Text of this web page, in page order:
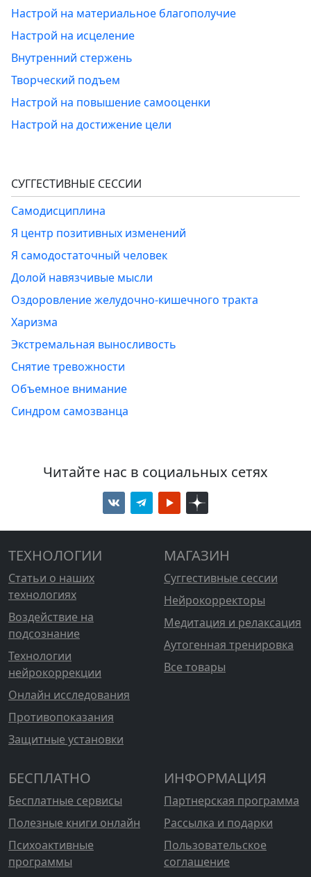
Настрой на материальное благополучие
Настрой на исцеление
Внутренний стержень
Творческий подъем
Настрой на повышение самооценки
Настрой на достижение цели
СУГГЕСТИВНЫЕ СЕССИИ
Самодисциплина
Я центр позитивных изменений
Я самодостаточный человек
Долой навязчивые мысли
Оздоровление желудочно-кишечного тракта
Харизма
Экстремальная выносливость
Снятие тревожности
Объемное внимание
Синдром самозванца
Читайте нас в социальных сетях
ТЕХНОЛОГИИ
Статьи о наших
технологиях
Воздействие на
подсознание
Технологии
нейрокоррекции
Онлайн исследования
Противопоказания
Защитные установки
МАГАЗИН
Суггестивные сессии
Нейрокорректоры
Медитация и релаксация
Аутогенная тренировка
Все товары
БЕСПЛАТНО
Бесплатные сервисы
Полезные книги онлайн
Психоактивные
программы
ИНФОРМАЦИЯ
Партнерская программа
Рассылка и подарки
Пользовательское
соглашение